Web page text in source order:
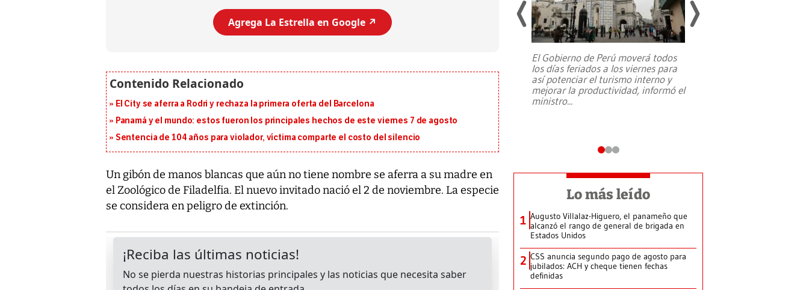
Agrega La Estrella en Google ↗️
El City se aferra a Rodri y rechaza la primera oferta del Barcelona
Panamá y el mundo: estos fueron los principales hechos de este viernes 7 de agosto
Sentencia de 104 años para violador, víctima comparte el costo del silencio
Un gibón de manos blancas que aún no tiene nombre se aferra a su madre en
el Zoológico de Filadelfia. El nuevo invitado nació el 2 de noviembre. La especie
se considera en peligro de extinción.
Entre recuerdos y escuetas
da Silva, oficializó este domingo su
candidatura...
El Gobierno de Perú moverá todos
los días feriados a los viernes para
así potenciar el turismo interno y
mejorar la productividad, informó el
ministro...
Lo más leído
1 Augusto Villalaz-Higuero, el panameño que
alcanzó el rango de general de brigada en
Estados Unidos
2 CSS anuncia segundo pago de agosto para
jubilados: ACH y cheque tienen fechas
definidas